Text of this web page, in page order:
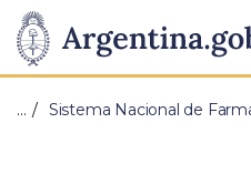
Presidencia
de
Pasar al contenido
… Sistema Nacional de